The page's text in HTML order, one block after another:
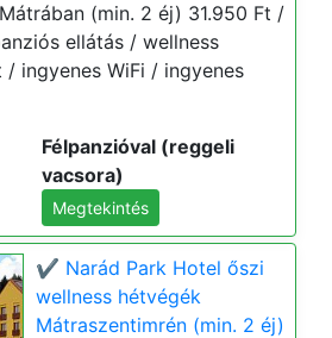
(min. 2 éj) 31.950 Ft /
ellátás / wellness
/ ingyenes WiFi / ingyenes
Félpanzióval (reggeli
vacsora)
Megtekintés
✔️ Narád Park Hotel őszi
wellness hétvégék
Mátraszentimrén (min. 2 éj)